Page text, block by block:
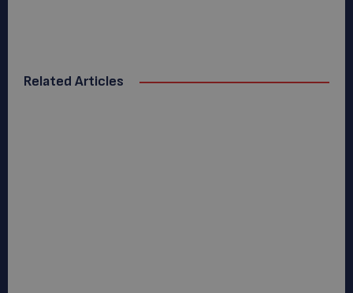
Related Articles